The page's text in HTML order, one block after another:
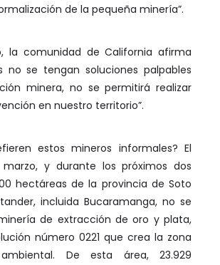
de la pequeña minería”.
la comunidad de California afirma
no se tengan soluciones palpables
minera, no se permitirá realizar
en nuestro territorio”.
estos mineros informales? El
y durante los próximos dos
hectáreas de la provincia de Soto
incluida Bucaramanga, no se
de extracción de oro y plata,
número 0221 que crea la zona
De esta área, 23.929